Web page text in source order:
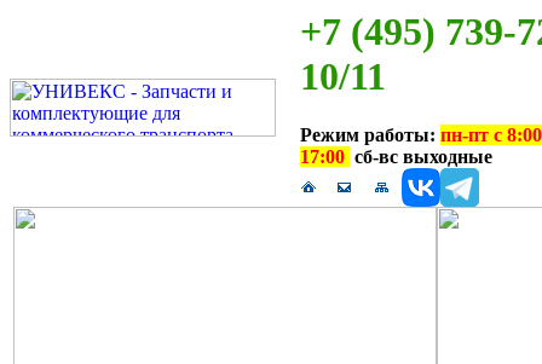
+7 (495) 739-
10/11
Режим работы: пн-пт с
17:00 сб-вс выходные